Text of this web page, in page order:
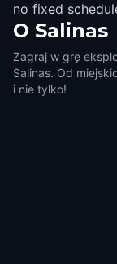
no fixed
O Salinas
Zagraj w grę
Salinas. Od
i nie tylko!